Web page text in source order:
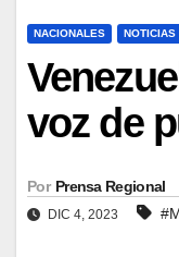
NACIONALES NOTICIAS
voz de
Por Prensa Regional
DIC 4, 2023